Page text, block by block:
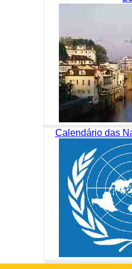
Calendário das